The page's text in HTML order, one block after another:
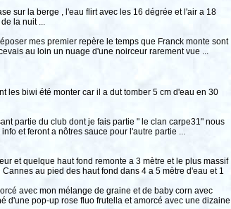
sur la berge , l'eau flirt avec les 16 dégrée et l'air a 18
la nuit ...
mes premier repère le temps que Franck monte sont
au loin un nuage d'une noirceur rarement vue ...
les biwi été monter car il a dut tomber 5 cm d'eau en 30
partie du club dont je fais partie " le clan carpe31" nous
et feront a nôtres sauce pour l'autre partie ...
et quelque haut fond remonte a 3 mètre et le plus massif
au pied des haut fond dans 4 a 5 mètre d'eau et 1
avec mon mélange de graine et de baby corn avec
d'une pop-up rose fluo frutella et amorcé avec une dizaine